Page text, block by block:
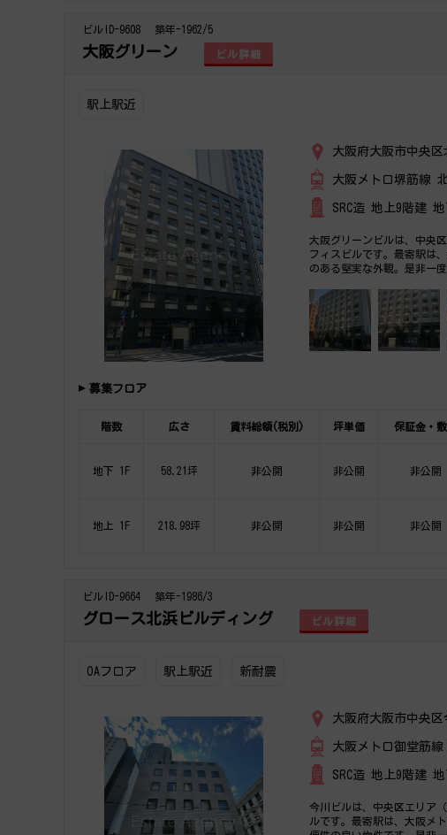
ビルID-9608 築年-1962/5
大阪グリーン ビル詳細
駅上駅近
大阪府大阪市中央
大阪メトロ堺筋線
SRC造 地上9階建 地
大阪グリーンビルは、中央
フィスビルです。最寄駅は
のある堅実な外観。是非一
募集フロア
階数 広さ 賃料総額(税別) 坪単価 保証金・
地下 1F 58.21坪 非公開 非公開 非公開
地上 1F 218.98坪 非公開 非公開 非公開
ビルID-9664 築年-1986/3
グロース北浜ビルディング ビル詳細
OAフロア 駅上駅近 新耐震
大阪府大阪市中央
大阪メトロ御堂筋
SRC造 地上9階建 地
今川ビルは、中央区エリア
ルです。最寄駅は、大阪メ